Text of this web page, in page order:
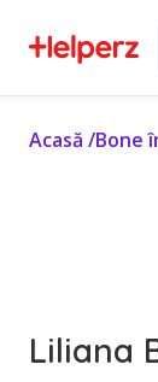
Acasă /Bone
Liliana